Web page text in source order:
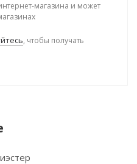
магазина и может
, чтобы получать